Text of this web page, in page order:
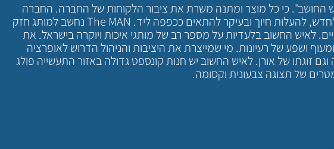
החושב". כי כל מוצר ומתנה משרת את ציבור הלקוחות של החברה. החברה
יודעת להפתיע וממשמשת את לקוחותיו כמקום שבו ניתן לחדש, להעלות חיוך ובעיקר להתאים ככפפה ליד. The MAN נחשב למותג חזק
לאיש החשוב בלעדיות על מספר רב של מותגי איכות ויוקרה בישראל. את
ושפע של רעיונות. מי שמייצרת את היציבות והניהול הדרוש לאופרציה
זוגתו של אורן. לאיש החשוב יש חנות קונספט גדולה באזור התעשייה פולג